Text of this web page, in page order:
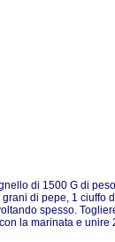
di 1500 G di
di pepe, 1 ciuffo
spesso.
la marinata e